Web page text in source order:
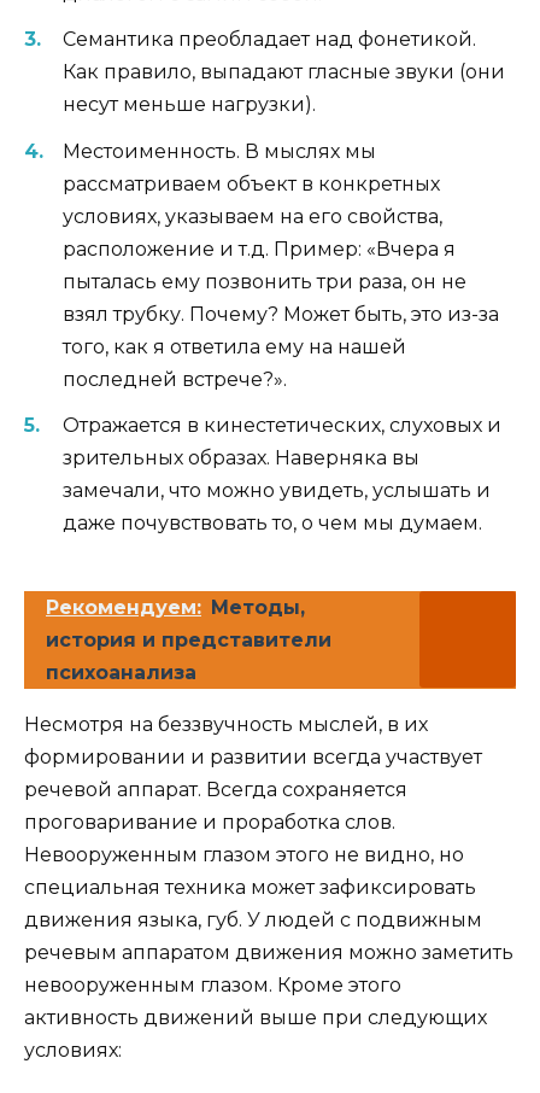
Семантика преобладает над фонетикой.
Как правило, выпадают гласные звуки (они
несут меньше нагрузки).
Местоименность. В мыслях мы
рассматриваем объект в конкретных
условиях, указываем на его свойства,
расположение и т.д. Пример: «Вчера я
пыталась ему позвонить три раза, он не
взял трубку. Почему? Может быть, это из-за
того, как я ответила ему на нашей
последней встрече?».
Отражается в кинестетических, слуховых и
зрительных образах. Наверняка вы
замечали, что можно увидеть, услышать и
даже почувствовать то, о чем мы думаем.
Рекомендуем: Методы,
история и представители
психоанализа
Несмотря на беззвучность мыслей, в их
формировании и развитии всегда участвует
речевой аппарат. Всегда сохраняется
проговаривание и проработка слов.
Невооруженным глазом этого не видно, но
специальная техника может зафиксировать
движения языка, губ. У людей с подвижным
речевым аппаратом движения можно заметить
невооруженным глазом. Кроме этого
активность движений выше при следующих
условиях: